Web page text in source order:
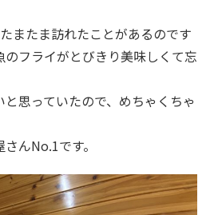
またま訪れたことがあるのです
フライがとびきり美味しくて忘
思っていたので、めちゃくちゃ
んNo.1です。